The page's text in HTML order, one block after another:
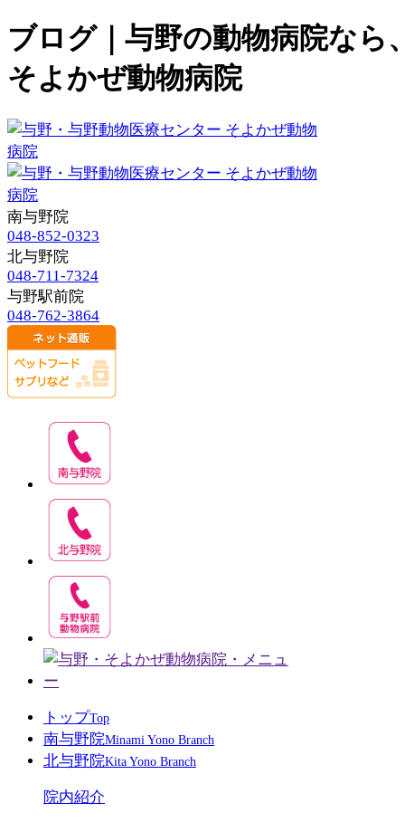
ブログ｜与野の動物病院なら
そよかぜ動物病院
南与野院
048-852-0323
北与野院
048-711-7324
与野駅前院
048-762-3864
トップTop
南与野院Minami Yono Branch
北与野院Kita Yono Branch
院内紹介